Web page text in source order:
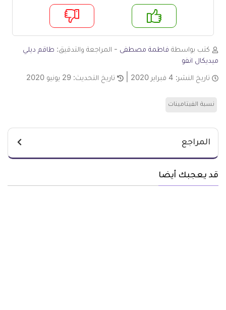
لا
كتب بواسطة فاطمة مصطفى - المراجعة والتدقيق: طاقم ديلي
ميديكال انفو
تاريخ النشر: 4 فبراير 2020 تاريخ التحديث: 29 يونيو 2020
نسبة الفيتامينات
المراجع
قد يعجبك أيضا